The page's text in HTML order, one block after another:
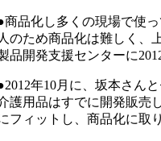
商品化し多くの現場で使
のため商品化は難しく、
品開発支援センターに
年10月に、坂本さん
護用品はすでに開発販売
フィットし、商品化に取